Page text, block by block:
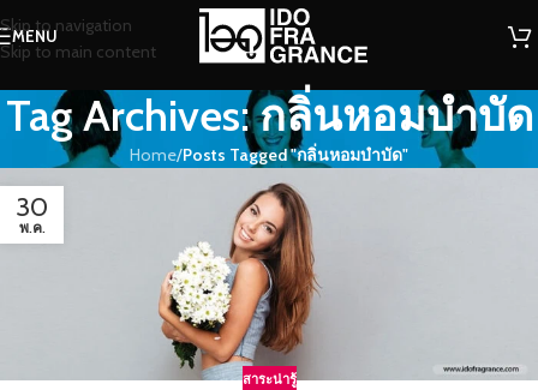
Skip to navigation
Skip to main content
MENU
Tag Archives: กลิ่นหอมบำบัด
Home/Posts Tagged "กลิ่นหอมบำบัด"
30
พ.ค.
สาระน่ารู้